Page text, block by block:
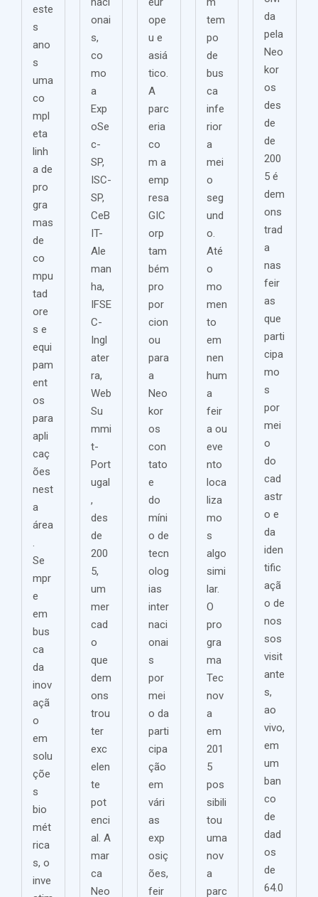
este
s
ano
s
uma
co
mpl
eta
linh
a de
pro
gra
mas
de
co
mpu
tad
ore
s e
equi
pam
ent
os
para
apli
caç
ões
nest
a
área
.
Se
mpr
e
em
bus
ca
da
inov
açã
o
em
solu
çõe
s
bio
mét
rica
s, o
inve
onai
s,
co
mo
a
Exp
oSe
c-
SP,
ISC-
SP,
CeB
IT-
Ale
man
ha,
IFSE
C-
Ingl
ater
ra,
Web
Su
mmi
t-
Port
ugal
,
des
de
200
5,
um
mer
cad
o
que
dem
ons
trou
ter
exc
elen
te
pot
enci
al. A
mar
ca
Neo
ope
u e
asiá
tico.
A
parc
eria
co
m a
emp
resa
GIC
orp
tam
bém
pro
por
cion
ou
para
a
Neo
kor
os
con
tato
e
do
míni
o de
tecn
olog
ias
inter
naci
onai
s
por
mei
o da
parti
cipa
ção
em
vári
as
exp
osiç
ões,
feir
tem
po
de
bus
ca
infe
rior
a
mei
o
seg
und
o.
Até
o
mo
men
to
em
nen
hum
a
feir
a ou
eve
nto
loca
liza
mo
s
algo
simi
lar.
O
pro
gra
ma
Tec
nov
a
em
201
5
pos
sibili
tou
uma
nov
a
parc
da
pela
Neo
kor
os
des
de
de
200
5 é
dem
ons
trad
a
nas
feir
as
que
parti
cipa
mo
s
por
mei
o
do
cad
astr
o e
da
iden
tific
açã
o de
nos
sos
visit
ante
s,
ao
vivo,
em
um
ban
co
de
dad
os
de
64.0